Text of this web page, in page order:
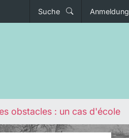
Suche Anmeldung
obstacles : un cas d'école